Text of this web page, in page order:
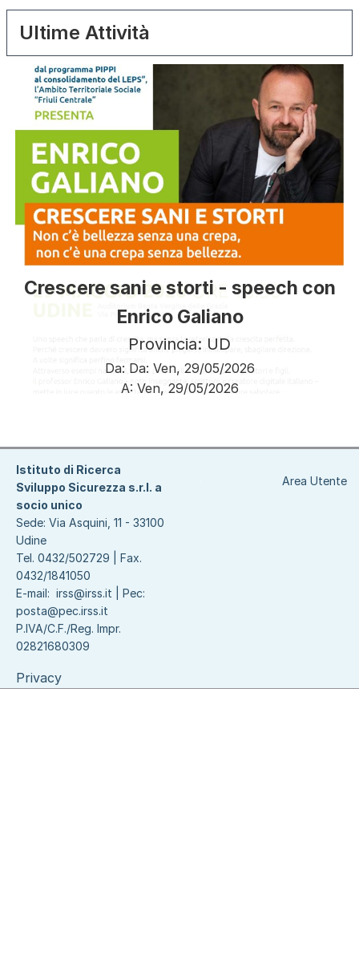
Ultime Attività
Crescere sani e storti - speech con
Enrico Galiano
Provincia: UD
Da: Da: Ven, 29/05/2026
A: Ven, 29/05/2026
Area Utente
Istituto di Ricerca
Sviluppo Sicurezza s.r.l. a
socio unico
Sede: Via Asquini, 11 - 33100
Udine
Tel. 0432/502729 | Fax.
0432/1841050
E-mail: irss@irss.it | Pec:
posta@pec.irss.it
P.IVA/C.F./Reg. Impr.
02821680309
Privacy